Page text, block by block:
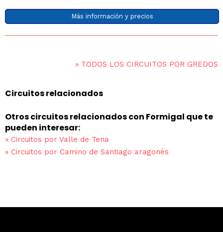
Más información y precios
» TODOS LOS CIRCUITOS POR GREDOS
Circuitos relacionados
Otros circuitos relacionados con Formigal que te
pueden interesar:
» Circuitos por Valle de Tena
» Circuitos por Camino de Santiago aragonés